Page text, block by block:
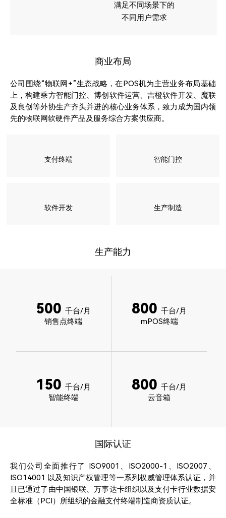
满足不同场景下的
不同用户需求
商业布局
公司围绕“物联网+”生态战略，在POS机为主营业务布局基础
上，构建乘方智能门控、博创软件运营、吉橙软件开发、魔联
及良创等外协生产齐头并进的核心业务体系，致力成为国内领
先的物联网软硬件产品及服务综合方案供应商。
支付终端 智能门控
软件开发 生产制造
生产能力
500 千台/月
销售点终端
800 千台/月
mPOS终端
150 千台/月
智能终端
800 千台/月
云音箱
国际认证
我们公司全面推行了 ISO9001、ISO2000-1、ISO2007、
ISO14001 以及知识产权管理等一系列权威管理体系认证，并
且已通过了由中国银联、万事达卡组织以及支付卡行业数据安
全标准（PCI）所组织的金融支付终端制造商资质认证。